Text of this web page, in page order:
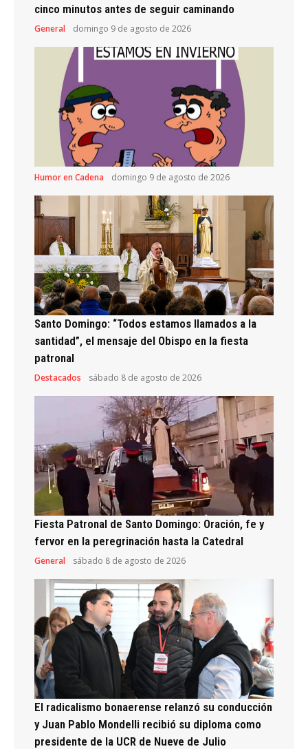
cinco minutos antes de seguir caminando
General domingo 9 de agosto de 2026
Humor en Cadena domingo 9 de agosto de 2026
Santo Domingo: “Todos estamos llamados a la
santidad”, el mensaje del Obispo en la fiesta
patronal
Destacados sábado 8 de agosto de 2026
Fiesta Patronal de Santo Domingo: Oración, fe y
fervor en la peregrinación hasta la Catedral
General sábado 8 de agosto de 2026
El radicalismo bonaerense relanzó su conducción
y Juan Pablo Mondelli recibió su diploma como
presidente de la UCR de Nueve de Julio